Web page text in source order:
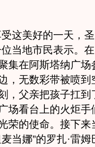
美好的一天，圣
当地市民表示。
集在阿斯塔纳广场
，无数彩带被喷到
，父亲把孩子扛到
场看台上的火炬手
荣的使命。接下来
当娜”的罗扎·雷